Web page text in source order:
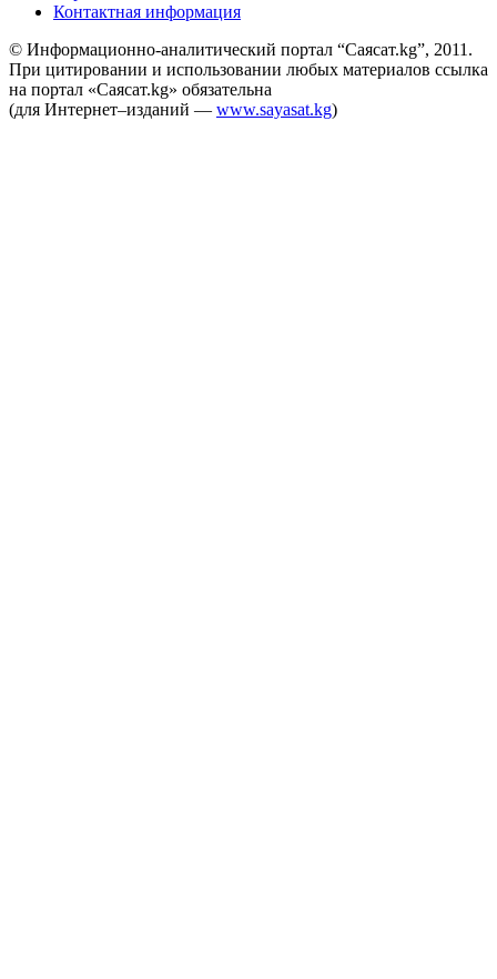
Контактная информация
© Информационно-аналитический портал “Саясат.kg”, 2011.
При цитировании и использовании любых материалов ссылка
на портал «Саясат.kg» обязательна
(для Интернет–изданий — www.sayasat.kg)